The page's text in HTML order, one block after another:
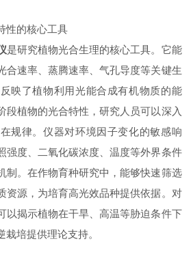
的核心工具
是研究植物光合生理的核心工具。它能
合速率、蒸腾速率、气孔导度等关键生
映了植物利用光能合成有机物质的能
段植物的光合特性，研究人员可以深入
规律。仪器对环境因子变化的敏感响
强度、二氧化碳浓度、温度等外界条件
制。在作物育种研究中，能够快速筛选
资源，为培育高光效品种提供依据。对
以揭示植物在干旱、高温等胁迫条件下
培提供理论支持。